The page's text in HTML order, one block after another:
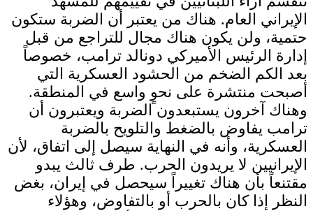
الإيراني العام. هناك من يعتبر أن الضربة ستكون
حتمية، ولن يكون هناك مجال للتراجع من قبل
إدارة الرئيس الأميركي دونالد ترامب، خصوصاً
بعد الكم الضخم من الحشود العسكرية التي
أصبحت منتشرة على نحوٍ واسع في المنطقة.
وهناك آخرون يستبعدون الضربة ويعتبرون أن
ترامب يفاوض بالضغط والتلويح بالضربة
العسكرية، وأنه في النهاية سيصل إلى اتفاق، لأن
الإيرانيين لا يريدون الحرب. طرف ثالث يبدو
مقتنعاً بأن هناك تغييراً سيحصل في إيران، بغض
النظر إذا كان بالحرب أو بالتفاوض، وهؤلاء